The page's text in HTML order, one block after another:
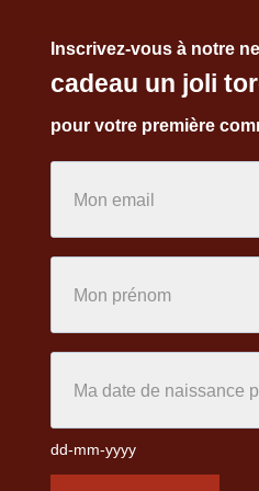
Inscrivez-vous à notre
cadeau un joli
pour votre première
dd-mm-yyyy